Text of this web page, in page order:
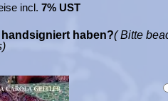
incl.7% UST
haben?( Bitte